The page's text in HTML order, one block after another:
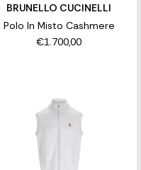
BRUNELLO CUCINELLI
Polo In Misto Cashmere
€1.700,00